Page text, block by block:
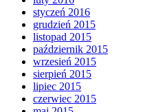
styczeń 2016
grudzień 2015
listopad 2015
październik 2015
wrzesień 2015
sierpień 2015
lipiec 2015
czerwiec 2015